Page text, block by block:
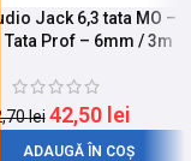
Jack 6,3 tata MO –
Tata Prof – 6mm / 3m
lei 42,50 lei
ADAUGĂ ÎN COȘ